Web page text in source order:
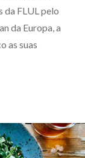
da FLUL pelo
da Europa, a
as suas